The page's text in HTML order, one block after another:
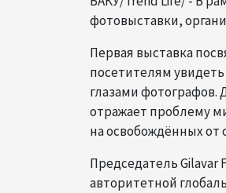
фотовыставки,
Первая выставка
посетителям
глазами
отражает проблему
на освобождённых от
Председатель
авторитетной